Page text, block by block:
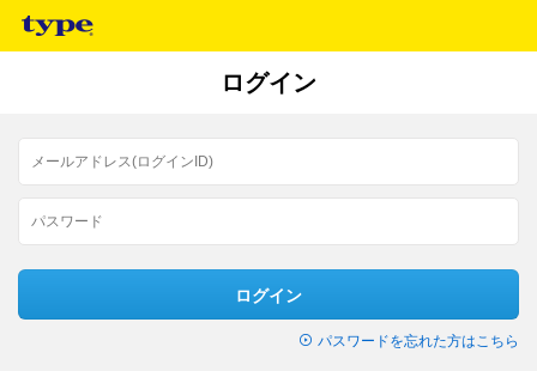
ログイン
ログイン
パスワードを忘れた方はこちら